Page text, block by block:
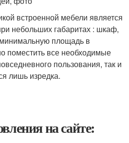
встроенной мебели является
небольших габаритах : шкаф,
площадь в
поместить все необходимые
пользования, так и
лишь изредка.
на сайте: